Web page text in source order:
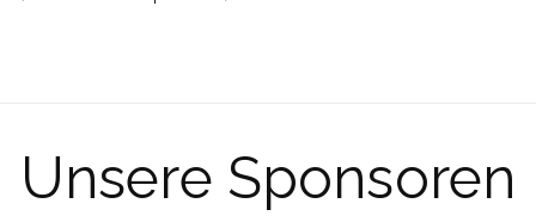
Unsere Sponsoren